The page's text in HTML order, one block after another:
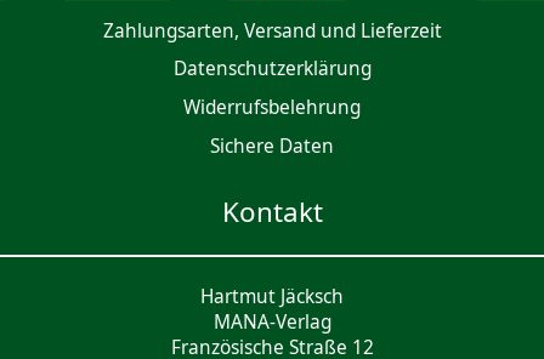
Zahlungsarten, Versand und Lieferzeit
Daten­schutz­er­klärung
Widerrufsbelehrung
Sichere Daten
Kontakt
Hartmut Jäcksch
MANA-Verlag
Französische Straße 12